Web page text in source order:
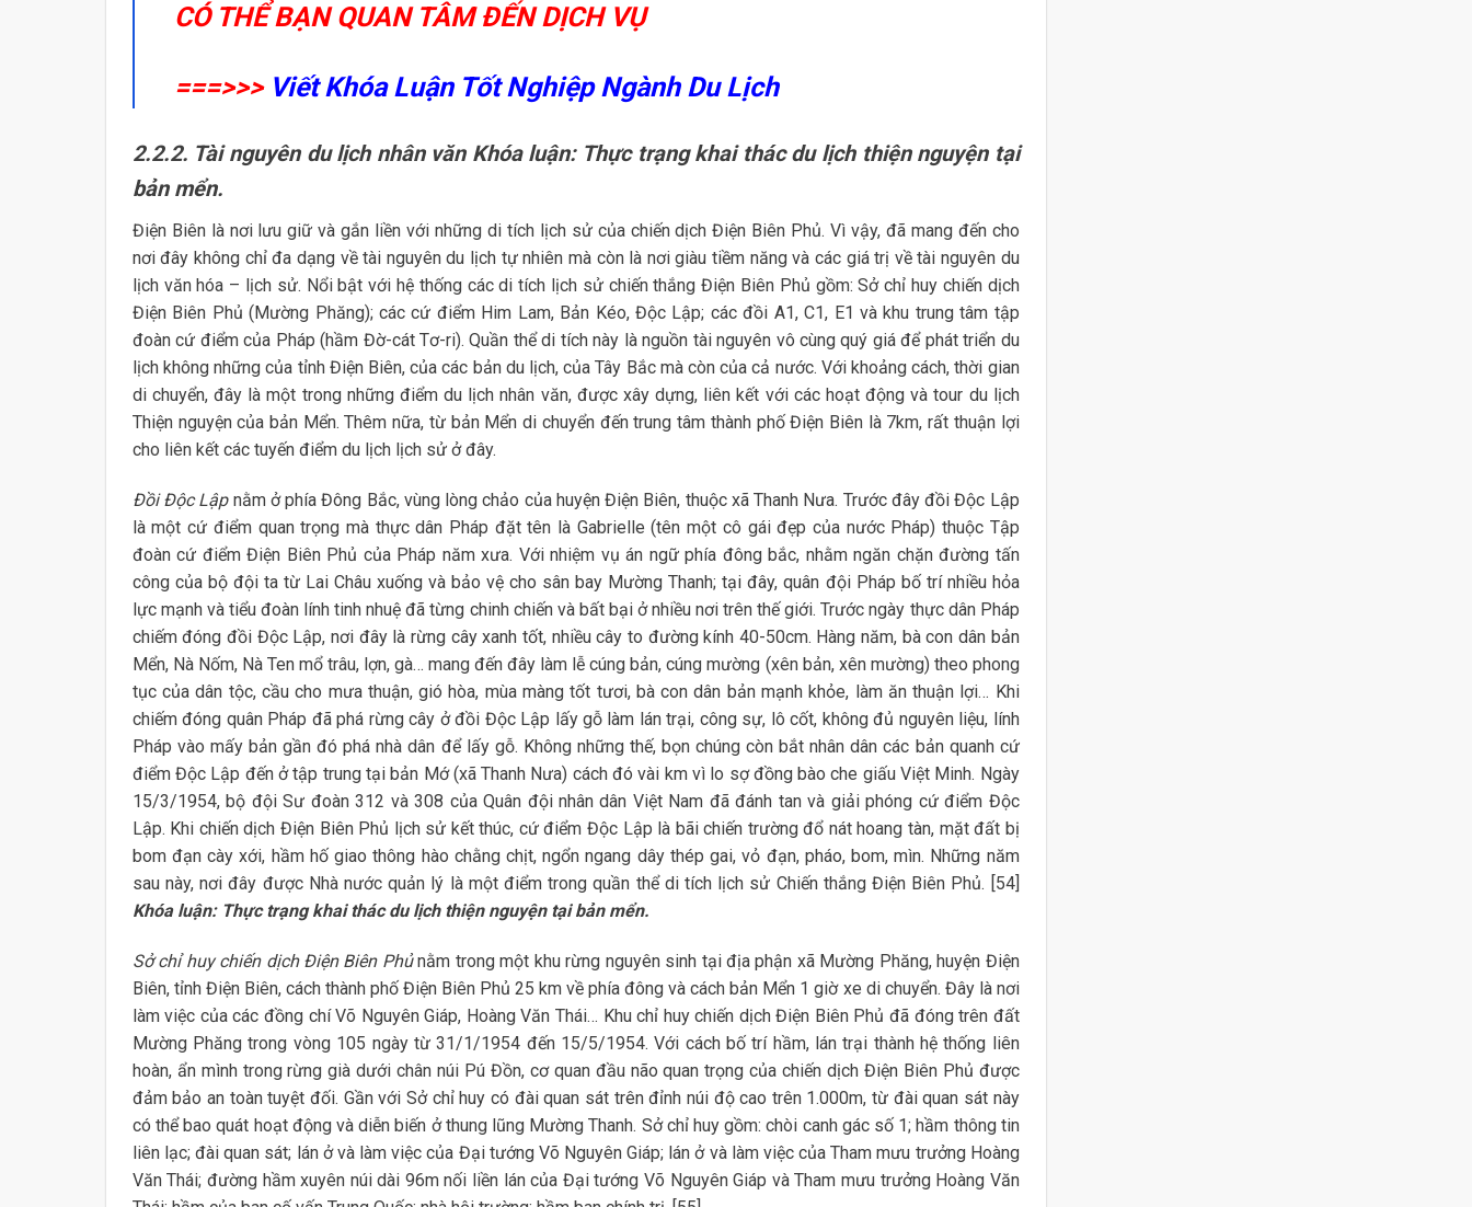
CÓ THỂ BẠN QUAN TÂM ĐẾN DỊCH VỤ
===>>> Viết Khóa Luận Tốt Nghiệp Ngành Du Lịch
2.2.2. Tài nguyên du lịch nhân văn Khóa luận: Thực trạng khai thác du lịch thiện nguyện tại
bản mển.
Điện Biên là nơi lưu giữ và gắn liền với những di tích lịch sử của chiến dịch Điện Biên Phủ. Vì vậy, đã mang đến cho
nơi đây không chỉ đa dạng về tài nguyên du lịch tự nhiên mà còn là nơi giàu tiềm năng và các giá trị về tài nguyên du
lịch văn hóa – lịch sử. Nổi bật với hệ thống các di tích lịch sử chiến thắng Điện Biên Phủ gồm: Sở chỉ huy chiến dịch
Điện Biên Phủ (Mường Phăng); các cứ điểm Him Lam, Bản Kéo, Độc Lập; các đồi A1, C1, E1 và khu trung tâm tập
đoàn cứ điểm của Pháp (hầm Đờ-cát Tơ-ri). Quần thể di tích này là nguồn tài nguyên vô cùng quý giá để phát triển du
lịch không những của tỉnh Điện Biên, của các bản du lịch, của Tây Bắc mà còn của cả nước. Với khoảng cách, thời gian
di chuyển, đây là một trong những điểm du lịch nhân văn, được xây dựng, liên kết với các hoạt động và tour du lịch
Thiện nguyện của bản Mển. Thêm nữa, từ bản Mển di chuyển đến trung tâm thành phố Điện Biên là 7km, rất thuận lợi
cho liên kết các tuyến điểm du lịch lịch sử ở đây.
Đồi Độc Lậpnằm ở phía Đông Bắc, vùng lòng chảo của huyện Điện Biên, thuộc xã Thanh Nưa. Trước đây đồi Độc Lập
là một cứ điểm quan trọng mà thực dân Pháp đặt tên là Gabrielle (tên một cô gái đẹp của nước Pháp) thuộc Tập
đoàn cứ điểm Điện Biên Phủ của Pháp năm xưa. Với nhiệm vụ án ngữ phía đông bắc, nhằm ngăn chặn đường tấn
công của bộ đội ta từ Lai Châu xuống và bảo vệ cho sân bay Mường Thanh; tại đây, quân đội Pháp bố trí nhiều hỏa
lực mạnh và tiểu đoàn lính tinh nhuệ đã từng chinh chiến và bất bại ở nhiều nơi trên thế giới. Trước ngày thực dân Pháp
chiếm đóng đồi Độc Lập, nơi đây là rừng cây xanh tốt, nhiều cây to đường kính 40-50cm. Hàng năm, bà con dân bản
Mển, Nà Nốm, Nà Ten mổ trâu, lợn, gà… mang đến đây làm lễ cúng bản, cúng mường (xên bản, xên mường) theo phong
tục của dân tộc, cầu cho mưa thuận, gió hòa, mùa màng tốt tươi, bà con dân bản mạnh khỏe, làm ăn thuận lợi… Khi
chiếm đóng quân Pháp đã phá rừng cây ở đồi Độc Lập lấy gỗ làm lán trại, công sự, lô cốt, không đủ nguyên liệu, lính
Pháp vào mấy bản gần đó phá nhà dân để lấy gỗ. Không những thế, bọn chúng còn bắt nhân dân các bản quanh cứ
điểm Độc Lập đến ở tập trung tại bản Mớ (xã Thanh Nưa) cách đó vài km vì lo sợ đồng bào che giấu Việt Minh. Ngày
15/3/1954, bộ đội Sư đoàn 312 và 308 của Quân đội nhân dân Việt Nam đã đánh tan và giải phóng cứ điểm Độc
Lập. Khi chiến dịch Điện Biên Phủ lịch sử kết thúc, cứ điểm Độc Lập là bãi chiến trường đổ nát hoang tàn, mặt đất bị
bom đạn cày xới, hầm hố giao thông hào chằng chịt, ngổn ngang dây thép gai, vỏ đạn, pháo, bom, mìn. Những năm
sau này, nơi đây được Nhà nước quản lý là một điểm trong quần thể di tích lịch sử Chiến thắng Điện Biên Phủ. [54]
Khóa luận: Thực trạng khai thác du lịch thiện nguyện tại bản mển.
Sở chỉ huy chiến dịch Điện Biên Phủnằm trong một khu rừng nguyên sinh tại địa phận xã Mường Phăng, huyện Điện
Biên, tỉnh Điện Biên, cách thành phố Điện Biên Phủ 25 km về phía đông và cách bản Mển 1 giờ xe di chuyển. Đây là nơi
làm việc của các đồng chí Võ Nguyên Giáp, Hoàng Văn Thái… Khu chỉ huy chiến dịch Điện Biên Phủ đã đóng trên đất
Mường Phăng trong vòng 105 ngày từ 31/1/1954 đến 15/5/1954. Với cách bố trí hầm, lán trại thành hệ thống liên
hoàn, ẩn mình trong rừng già dưới chân núi Pú Đồn, cơ quan đầu não quan trọng của chiến dịch Điện Biên Phủ được
đảm bảo an toàn tuyệt đối. Gần với Sở chỉ huy có đài quan sát trên đỉnh núi độ cao trên 1.000m, từ đài quan sát này
có thể bao quát hoạt động và diễn biến ở thung lũng Mường Thanh. Sở chỉ huy gồm: chòi canh gác số 1; hầm thông tin
liên lạc; đài quan sát; lán ở và làm việc của Đại tướng Võ Nguyên Giáp; lán ở và làm việc của Tham mưu trưởng Hoàng
Văn Thái; đường hầm xuyên núi dài 96m nối liền lán của Đại tướng Võ Nguyên Giáp và Tham mưu trưởng Hoàng Văn